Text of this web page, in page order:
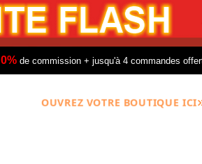
0% de commission + jusqu'à 4 commandes
OUVREZ VOTRE BOUTIQUE ICI